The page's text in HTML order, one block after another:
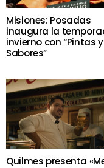
Misiones: Posadas
inaugura la
invierno con “Pintas y
Sabores”
Quilmes presenta